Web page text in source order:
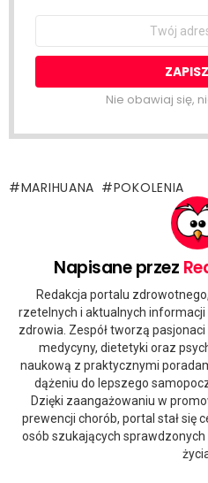
Email
Nie obawiaj się,
MARIHUANA POKOLENIA
Napisane przez
Redakcja portalu
rzetelnych i aktualnych
zdrowia. Zespół tworzą
medycyny, dietetyki oraz
naukową z praktycznymi
dążeniu do lepszego
Dzięki zaangażowaniu w
prewencji chorób, portal stał się
osób szukających